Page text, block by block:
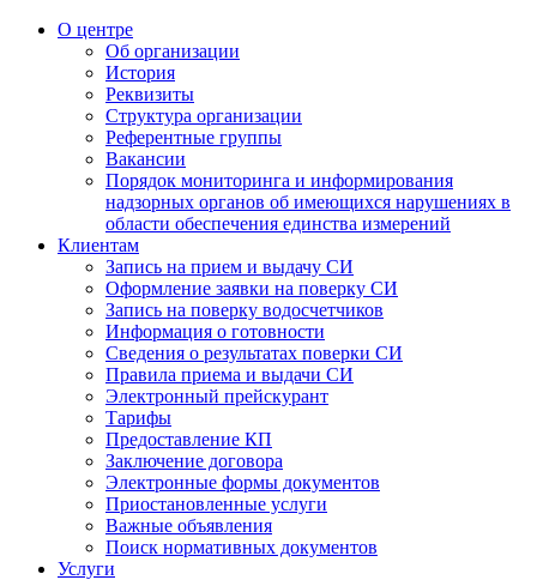
О центре
Об организации
История
Реквизиты
Структура организации
Референтные группы
Вакансии
Порядок мониторинга и информирования
надзорных органов об имеющихся нарушениях в
области обеспечения единства измерений
Клиентам
Запись на прием и выдачу СИ
Оформление заявки на поверку СИ
Запись на поверку водосчетчиков
Информация о готовности
Сведения о результатах поверки СИ
Правила приема и выдачи СИ
Электронный прейскурант
Тарифы
Предоставление КП
Заключение договора
Электронные формы документов
Приостановленные услуги
Важные объявления
Поиск нормативных документов
Услуги